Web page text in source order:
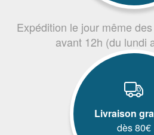
Expédition le jour même
avant 12h (du lundi
Livraison
dès 80€